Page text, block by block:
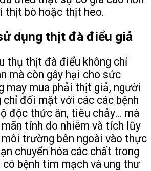
thịt bò hoặc thịt heo.
dụng thịt đà điểu giả
thụ thịt đà điểu không chỉ
mà còn gây hại cho sức
may mua phải thịt giả, người
chỉ đối mặt với các các bệnh
độc thức ăn, tiêu chảy… mà
tính do nhiễm và tích lũy
trường bên ngoài vào thực
chuyển hóa các chất trong
bệnh tim mạch và ung thư